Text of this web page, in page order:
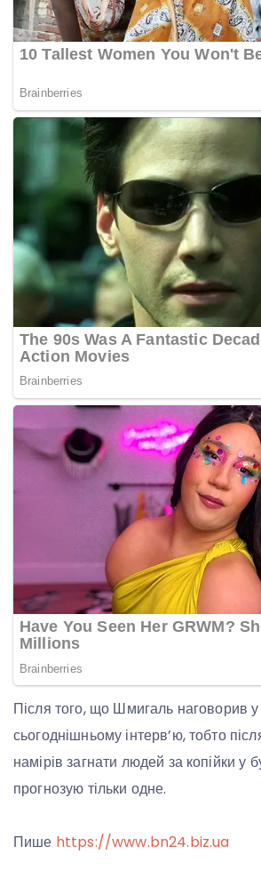
Після того, що Шмигаль наговорив
сьогоднішньому інтерв’ю, тобто
намірів загнати людей за копійки у
прогнозую тільки одне.
Пише https://www.bn24.biz.ua